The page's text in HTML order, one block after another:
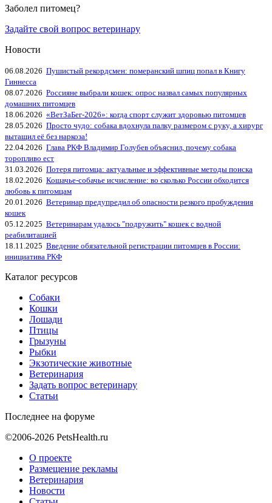
Заболел питомец?
Задайте свой вопрос ветеринару
Новости
06.08.2026 Пушистый рекордсмен: померанский шпиц попал в Книгу
Гиннесса
08.07.2026 Россияне выбрали кошек: опрос назвал самых популярных
домашних питомцев
18.06.2026 «ВетЗаБег‑2026»: когда спорт служит здоровью питомцев
28.05.2026 Просто чудо: собака вдохнула палку размером с руку, а хирург
вытащил её без наркоза!
22.04.2026 Глава РКФ Владимир Голубев объяснил, почему собака
торопливо ест
31.03.2026 Потеря питомца: актуальные и эффективные методы поиска
18.02.2026 Кошачье-собачье исчисление: во сколько России обходится
любовь к питомцам
20.01.2026 Ветеринар предупредил об опасности резкого пробуждения
кошек
05.12.2025 Ветеринарам удалось "подружить" кошек с водной
реабилитацией
18.11.2025 Введение обязательной регистрации питомцев в России:
инициатива РКФ
Каталог ресурсов
Собаки
Кошки
Лошади
Птицы
Грызуны
Рыбки
Экзотические животные
Ветеринария
Задать вопрос ветеринару
Статьи
Последнее на форуме
©2006-2026 PetsHealth.ru
О проекте
Размещение рекламы
Ветеринария
Новости